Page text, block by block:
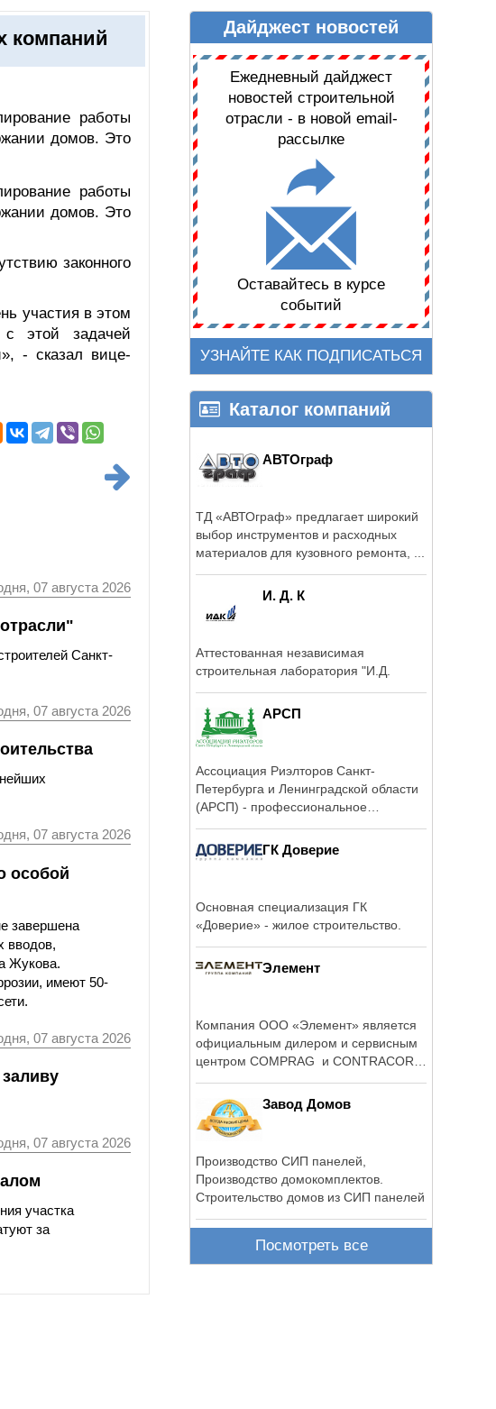
ДАЙДЖЕСТ НОВОСТЕЙ
компаний
работы
домов. Это
работы
домов. Это
законного
участия в этом
с этой задачей
- сказал вице-
07 августа 2026
Санкт-
07 августа 2026
07 августа 2026
особой
завершена
вводов,
Жукова.
имеют 50-
07 августа 2026
07 августа 2026
участка
за
Дайджест новостей
Ежедневный дайджест
новостей строительной
отрасли - в новой email-
рассылке
Оставайтесь в курсе
событий
УЗНАЙТЕ КАК ПОДПИСАТЬСЯ
Каталог компаний
АВТОграф
ТД «АВТОграф» предлагает широкий
выбор инструментов и расходных
материалов для кузовного ремонта, ...
И. Д. К
Аттестованная независимая
строительная лаборатория "И.Д.
АРСП
Ассоциация Риэлторов Санкт-
Петербурга и Ленинградской области
(АРСП) - профессиональное
ГК Доверие
Основная специализация ГК
«Доверие» - жилое строительство.
Элемент
Компания ООО «Элемент» является
официальным дилером и сервисным
центром COMPRAG и CONTRACOR
Завод Домов
Производство СИП панелей,
Производство домокомплектов.
Строительство домов из СИП панелей
Посмотреть все